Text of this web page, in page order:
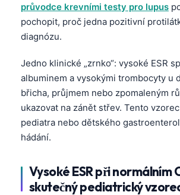
průvodce krevními testy pro lupus
pochopit, proč jedna pozitivní
diagnózu.
Jedno klinické „zrnko“: vysoké ESR
albuminem a vysokými trombocyty u
břicha, průjmem nebo zpomaleným
ukazovat na zánět střev. Tento
pediatra nebo dětského
hádání.
Vysoké ESR při normálním
skutečný pediatrický
پښتو
سنڌي
অসমীয়া
Galego
Latviešu valoda
Македонски јазик
Gàidhlig
Occitan